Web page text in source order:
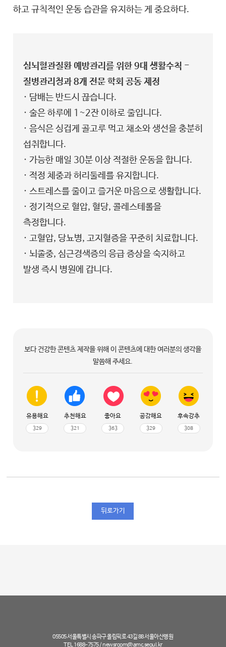
하고 규칙적인 운동 습관을 유지하는 게 중요하다.
심뇌혈관질환 예방관리를 위한 9대 생활수칙 -
질병관리청과 8개 전문 학회 공동 제정
· 담배는 반드시 끊습니다.
· 술은 하루에 1~2잔 이하로 줄입니다.
· 음식은 싱겁게 골고루 먹고 채소와 생선을 충분히
섭취합니다.
· 가능한 매일 30분 이상 적절한 운동을 합니다.
· 적정 체중과 허리둘레를 유지합니다.
· 스트레스를 줄이고 즐거운 마음으로 생활합니다.
· 정기적으로 혈압, 혈당, 콜레스테롤을
측정합니다.
· 고혈압, 당뇨병, 고지혈증을 꾸준히 치료합니다.
· 뇌졸중, 심근경색증의 응급 증상을 숙지하고
발생 즉시 병원에 갑니다.
보다 건강한 콘텐츠 제작을 위해 이 콘텐츠에 대한 여러분의 생각을
말씀해 주세요.
유용해요
329
추천해요
321
좋아요
363
공감해요
329
후속강추
308
뒤로가기
05505 서울특별시 송파구 올림픽로 43길 88 서울아산병원
TEL 1688-7575 /newsroom@amc.seoul.kr